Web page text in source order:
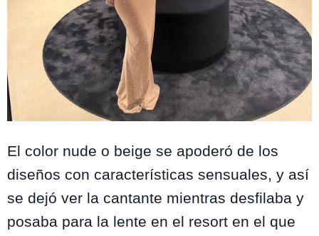
El color nude o beige se apoderó de los
diseños con características sensuales, y así
se dejó ver la cantante mientras desfilaba y
posaba para la lente en el resort en el que